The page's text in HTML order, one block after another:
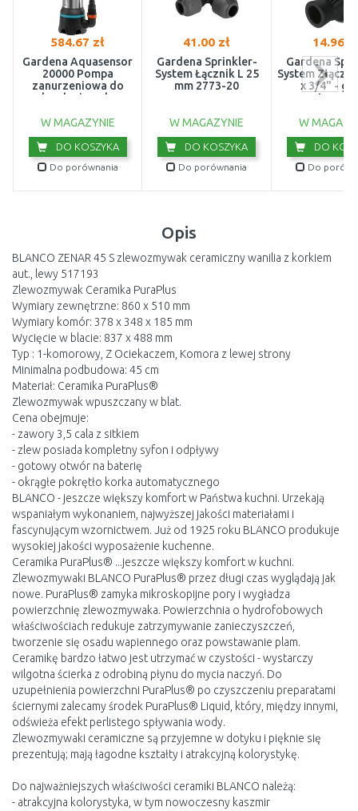
584.67 zł
Gardena Aquasensor
20000 Pompa
zanurzeniowa do
brudnej wody
9044-20
W MAGAZYNIE
DO KOSZYKA
Do porównania
41.00 zł
Gardena Sprinkler-
System Łącznik L 25
mm 2773-20
W MAGAZYNIE
DO KOSZYKA
Do porównania
14.96
Gardena
System
x 3/4" -
wewnętrzny
W
DO
Do
Opis
BLANCO ZENAR 45 S zlewozmywak ceramiczny wanilia z korkiem
aut., lewy 517193
Zlewozmywak Ceramika PuraPlus
Wymiary zewnętrzne: 860 x 510 mm
Wymiary komór: 378 x 348 x 185 mm
Wycięcie w blacie: 837 x 488 mm
Typ : 1-komorowy, Z Ociekaczem, Komora z lewej strony
Minimalna podbudowa: 45 cm
Materiał: Ceramika PuraPlus®
Zlewozmywak wpuszczany w blat.
Cena obejmuje:
- zawory 3,5 cala z sitkiem
- zlew posiada kompletny syfon i odpływy
- gotowy otwór na baterię
- okrągłe pokrętło korka automatycznego
BLANCO - jeszcze większy komfort w Państwa kuchni. Urzekają
wspaniałym wykonaniem, najwyższej jakości materiałami i
fascynującym wzornictwem. Już od 1925 roku BLANCO produkuje
wysokiej jakości wyposażenie kuchenne.
Ceramika PuraPlus® ...jeszcze większy komfort w kuchni.
Zlewozmywaki BLANCO PuraPlus® przez długi czas wyglądają jak
nowe. PuraPlus® zamyka mikroskopijne pory i wygładza
powierzchnię zlewozmywaka. Powierzchnia o hydrofobowych
właściwościach redukuje zatrzymywanie zanieczyszczeń,
tworzenie się osadu wapiennego oraz powstawanie plam.
Ceramikę bardzo łatwo jest utrzymać w czystości - wystarczy
wilgotna ścierka z odrobiną płynu do mycia naczyń. Do
uzupełnienia powierzchni PuraPlus® po czyszczeniu preparatami
ściernymi zalecamy środek PuraPlus® Liquid, który, między innymi,
odświeża efekt perlistego spływania wody.
Zlewozmywaki ceramiczne są przyjemne w dotyku i pięknie się
prezentują; mają łagodne kształty i atrakcyjną kolorystykę.
Do najważniejszych właściwości ceramiki BLANCO należą:
- atrakcyjna kolorystyka, w tym nowoczesny kaszmir